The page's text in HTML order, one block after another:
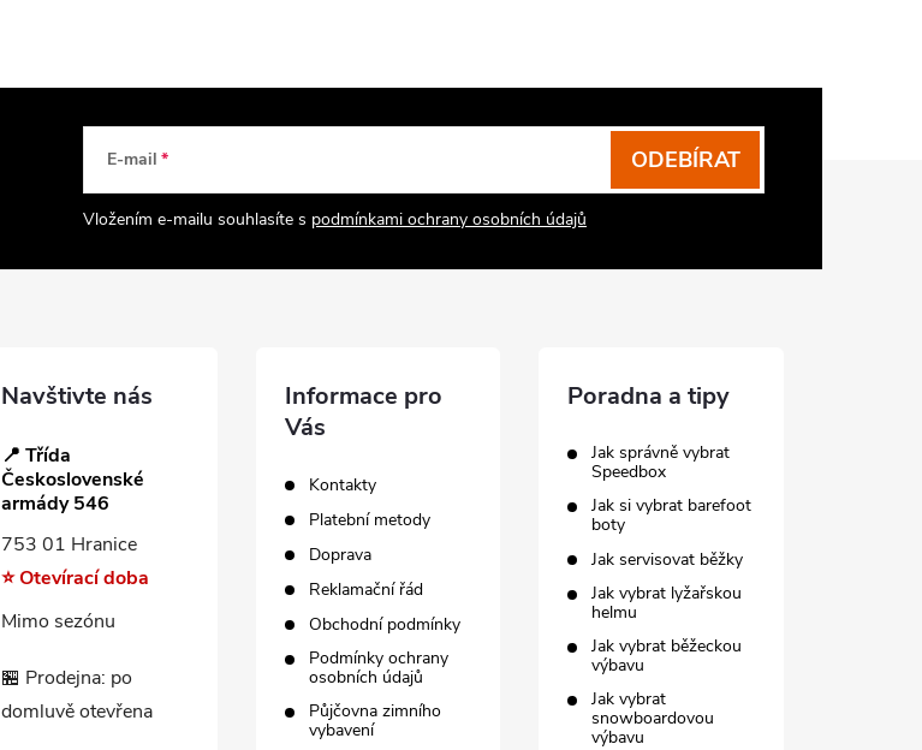
E-mail
Vložením e-mailu souhlasíte s podmínkami ochrany osobních údajů
ODEBÍRAT
Navštivte nás
📍 Třída
Československé
armády 546
753 01 Hranice
⭐ Otevírací doba
Mimo sezónu
🏪 Prodejna: po
domluvě otevřena
Informace pro
Vás
Kontakty
Platební metody
Doprava
Reklamační řád
Obchodní podmínky
Podmínky ochrany
osobních údajů
Půjčovna zimního
vybavení
Poradna a tipy
Jak správně vybrat
Speedbox
Jak si vybrat barefoot
boty
Jak servisovat běžky
Jak vybrat lyžařskou
helmu
Jak vybrat běžeckou
výbavu
Jak vybrat
snowboardovou
výbavu